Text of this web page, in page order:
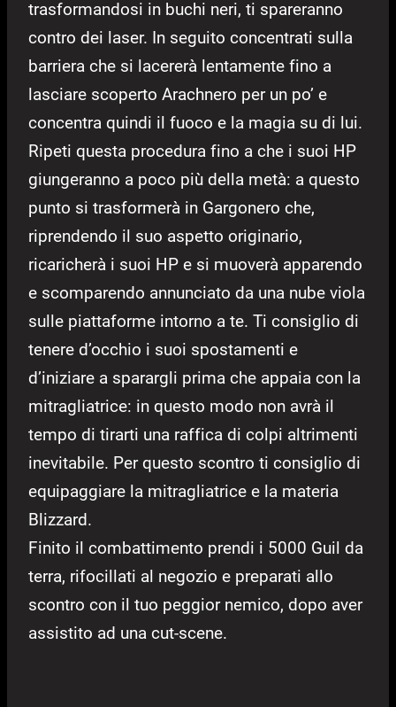
trasformandosi in buchi neri, ti spareranno
contro dei laser. In seguito concentrati sulla
barriera che si lacererà lentamente fino a
lasciare scoperto Arachnero per un po’ e
concentra quindi il fuoco e la magia su di lui.
Ripeti questa procedura fino a che i suoi HP
giungeranno a poco più della metà: a questo
punto si trasformerà in Gargonero che,
riprendendo il suo aspetto originario,
ricaricherà i suoi HP e si muoverà apparendo
e scomparendo annunciato da una nube viola
sulle piattaforme intorno a te. Ti consiglio di
tenere d’occhio i suoi spostamenti e
d’iniziare a sparargli prima che appaia con la
mitragliatrice: in questo modo non avrà il
tempo di tirarti una raffica di colpi altrimenti
inevitabile. Per questo scontro ti consiglio di
equipaggiare la mitragliatrice e la materia
Blizzard.
Finito il combattimento prendi i 5000 Guil da
terra, rifocillati al negozio e preparati allo
scontro con il tuo peggior nemico, dopo aver
assistito ad una cut-scene.